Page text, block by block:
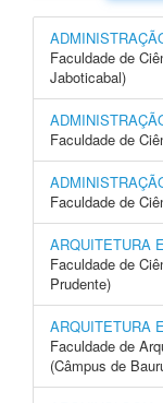
Faculdade de
Jaboticabal)
Faculdade de
Faculdade de
ARQUITETURA
Faculdade de
Prudente)
ARQUITETURA
Faculdade de
(Câmpus de